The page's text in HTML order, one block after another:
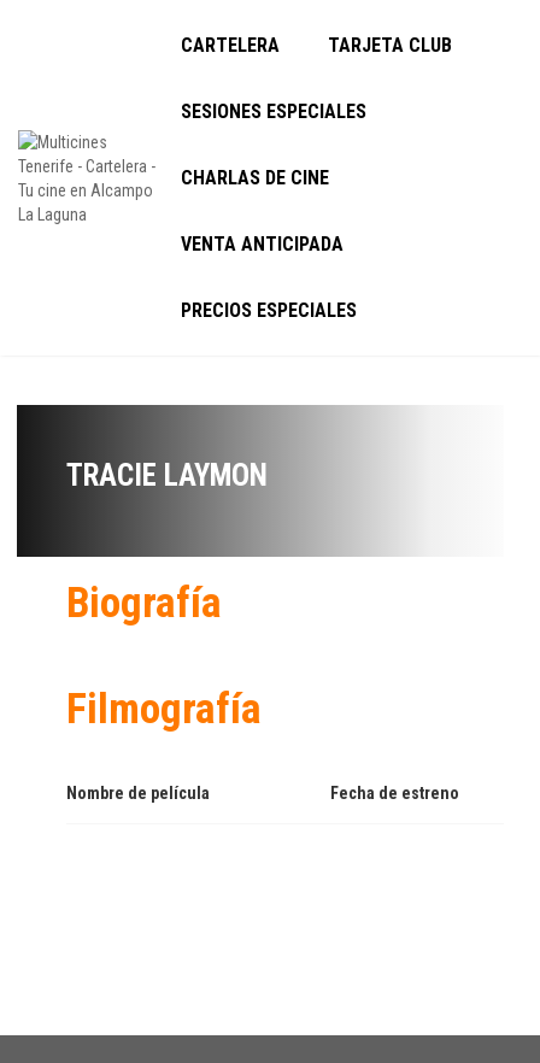
CARTELERA TARJETA CLUB
SESIONES ESPECIALES
CHARLAS DE CINE
VENTA ANTICIPADA
PRECIOS ESPECIALES
TRACIE LAYMON
Biografía
Filmografía
Nombre de película Fecha de estreno